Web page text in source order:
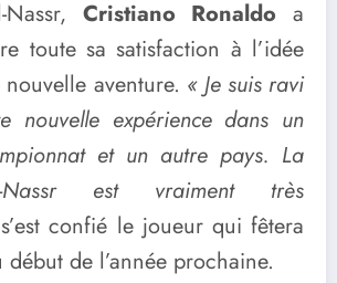
Cristiano Ronaldo a
toute sa satisfaction à l’idée
aventure. « Je suis ravi
nouvelle expérience dans un
et un autre pays. La
Nassr est vraiment très
confié le joueur qui fêtera
début de l’année prochaine.